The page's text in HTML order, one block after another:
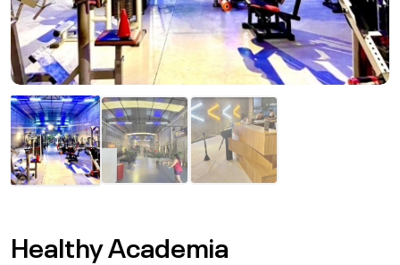
Healthy Academia